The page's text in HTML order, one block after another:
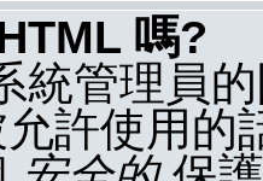
嗎?
統管理員
許使用的